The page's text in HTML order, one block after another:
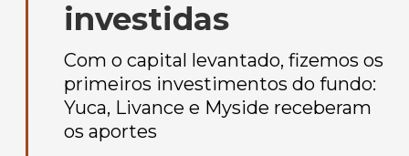
investidas
Com o capital levantado, fizemos os
primeiros investimentos do fundo:
Yuca, Livance e Myside receberam
os aportes